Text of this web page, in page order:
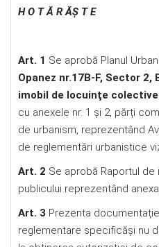
H O T Ă R ĂŞ T E
Art. 1 Se aprobă Planul
Opanez nr.17B-F, Sector 2,
imobil de locuinţe
cu anexele nr. 1 și 2, părți
de urbanism, reprezentând
de reglementări urbanistice
Art. 2 Se aprobă Raportul
publicului reprezentând
Art. 3 Prezenta
reglementare specificăși nu